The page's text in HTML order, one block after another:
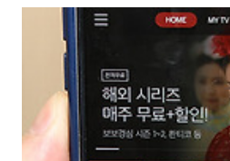
하면 혼자 탈 수 도 있고 여럿이 함께 타기
도 모르겠네요. 드라이버는 자동차를 보유
사용자만 운행이 가능 합니다. 필요하다면
요. 카풀 어플 럭시 이용해서 직장인 퇴근
플을 사용해보기로 합니다. 어플을 먼저 설
설치 합니다..